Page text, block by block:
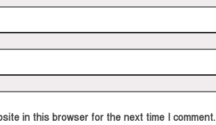
in this browser for the next time I comment.